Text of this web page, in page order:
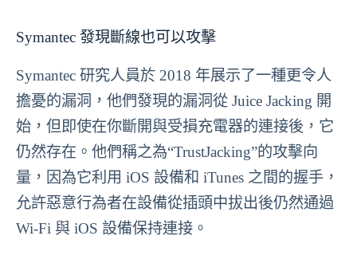
Symantec 發現斷線也可以攻擊
Symantec 研究人員於 2018 年展示了一種更令人
擔憂的漏洞，他們發現的漏洞從 Juice Jacking 開
始，但即使在你斷開與受損充電器的連接後，它
仍然存在。他們稱之為“TrustJacking”的攻擊向
量，因為它利用 iOS 設備和 iTunes 之間的握手，
允許惡意行為者在設備從插頭中拔出後仍然通過
Wi-Fi 與 iOS 設備保持連接。